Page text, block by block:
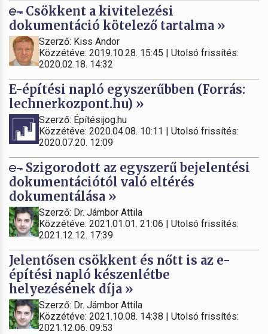
Csökkent a kivitelezési
dokumentáció kötelező tartalma »
Szerző: Kiss Andor
Közzétéve: 2019.10.28. 15:45 | Utolsó frissítés:
2020.02.18. 14:32
E-építési napló egyszerűbben (Forrás:
lechnerkozpont.hu) »
Szerző: Építésijog.hu
Közzétéve: 2020.04.08. 10:11 | Utolsó frissítés:
2020.07.20. 12:09
Szigorodott az egyszerű bejelentési
dokumentációtól való eltérés
dokumentálása »
Szerző: Dr. Jámbor Attila
Közzétéve: 2021.01.01. 21:06 | Utolsó frissítés:
2021.12.12. 17:39
Jelentősen csökkent és nőtt is az e-
építési napló készenlétbe
helyezésének díja »
Szerző: Dr. Jámbor Attila
Közzétéve: 2021.10.08. 14:38 | Utolsó frissítés:
2021.12.06. 09:53